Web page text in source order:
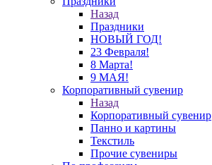
Назад
Праздники
НОВЫЙ ГОД!
23 Февраля!
8 Марта!
9 МАЯ!
Корпоративный сувенир
Назад
Корпоративный сувенир
Панно и картины
Текстиль
Прочие сувениры